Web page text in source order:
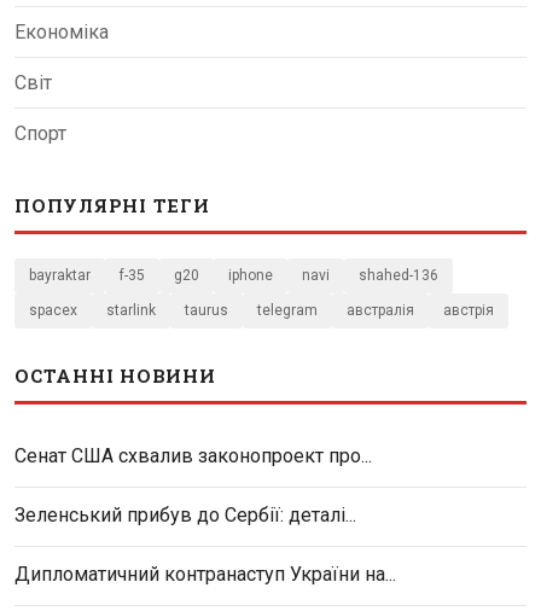
Економіка
Світ
Спорт
ПОПУЛЯРНІ ТЕГИ
bayraktar f-35 g20 iphone navi shahed-136
spacex starlink taurus telegram австралія австрія
ОСТАННІ НОВИНИ
Сенат США схвалив законопроект про...
Зеленський прибув до Сербії: деталі...
Дипломатичний контранаступ України на...